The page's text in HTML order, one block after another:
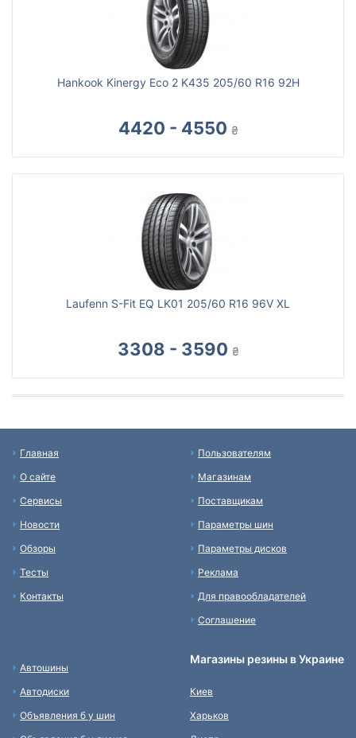
Hankook Kinergy Eco 2 K435 205/60 R16 92H
4420 - 4550 ₴
Laufenn S-Fit EQ LK01 205/60 R16 96V XL
3308 - 3590 ₴
Главная
О сайте
Сервисы
Новости
Обзоры
Тесты
Контакты
Пользователям
Магазинам
Поставщикам
Параметры шин
Параметры дисков
Реклама
Для правообладателей
Соглашение
Автошины
Автодиски
Объявления б у шин
Магазины резины в Украине
Киев
Харьков